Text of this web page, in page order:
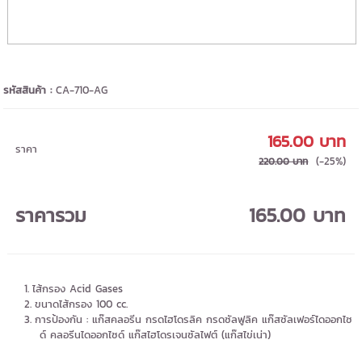
รหัสสินค้า :CA-710-AG
ราคา 165.00 บาท
220.00 บาท (-25%)
ราคารวม 165.00 บาท
ไส้กรอง Acid Gases
ขนาดไส้กรอง 100 cc.
การป้องกัน : แก๊สคลอรีน กรดไฮโดรลิค กรดซัลฟูลิค แก๊สซัลเฟอร์ไดออกไซ
ด์ คลอรีนไดออกไซด์ แก๊สไฮโดรเจนซัลไฟต์ (แก๊สไข่เน่า)